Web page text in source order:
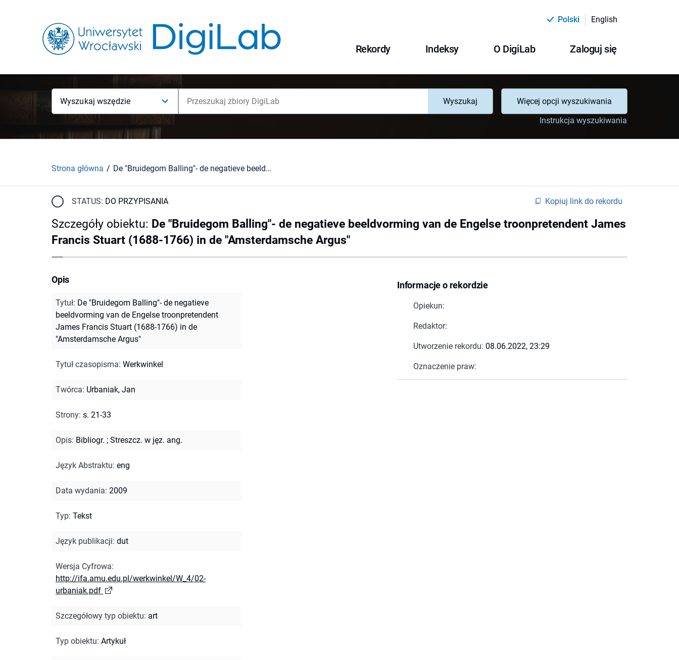
Polski English
Rekordy Indeksy O DigiLab Zaloguj się
Wyszukaj wszędzie Wyszukaj
Więcej opcji wyszukiwania
Instrukcja wyszukiwania
Strona główna De "Bruidegom Balling"- de negatieve beeldvorming van de Engelse troonpretendent James Francis Stuart (1688-1766) in de "Amsterdamsche Argus"
STATUS: DO PRZYPISANIA Kopiuj link do rekordu
Szczegóły obiektu: De "Bruidegom Balling"- de negatieve beeldvorming van de Engelse troonpretendent James
Francis Stuart (1688-1766) in de "Amsterdamsche Argus"
Informacje o rekordzie
Opiekun:
Redaktor:
Utworzenie rekordu: 08.06.2022, 23:29
Oznaczenie praw:
Opis
Tytuł: De "Bruidegom Balling"- de negatieve
beeldvorming van de Engelse troonpretendent
James Francis Stuart (1688-1766) in de
"Amsterdamsche Argus"
Tytuł czasopisma: Werkwinkel
Twórca: Urbaniak, Jan
Strony: s. 21-33
Opis: Bibliogr. ; Streszcz. w jęz. ang.
Język Abstraktu: eng
Data wydania: 2009
Typ: Tekst
Język publikacji: dut
Wersja Cyfrowa:
http://ifa.amu.edu.pl/werkwinkel/W_4/02-
urbaniak.pdf
Szczegółowy typ obiektu: art
Typ obiektu: Artykuł